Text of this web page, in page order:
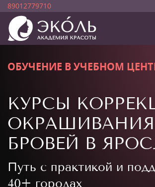
89012779710
ОБУЧЕНИЕ В УЧЕБНОМ
КУРСЫ
ОКРАШИВАНИЯ
БРОВЕЙ В
Путь с практикой и
40+ городах